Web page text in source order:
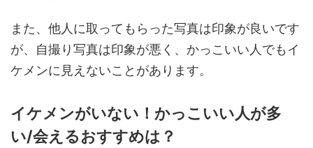
また、他人に取ってもらった写真は印象が良いです
が、自撮り写真は印象が悪く、かっこいい人でもイ
ケメンに見えないことがあります。
イケメンがいない！かっこいい人が多
い/会えるおすすめは？